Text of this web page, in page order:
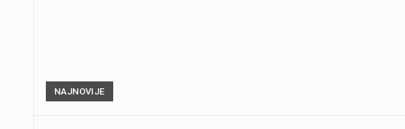
NAJNOVIJE